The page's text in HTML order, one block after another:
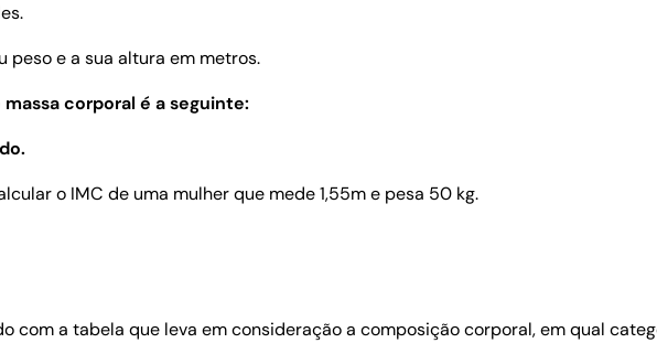
peso e a sua altura em metros.
corporal é a seguinte:
o IMC de uma mulher que mede 1,55m e pesa 50 kg.
com a tabela que leva em consideração a composição corporal, em qual